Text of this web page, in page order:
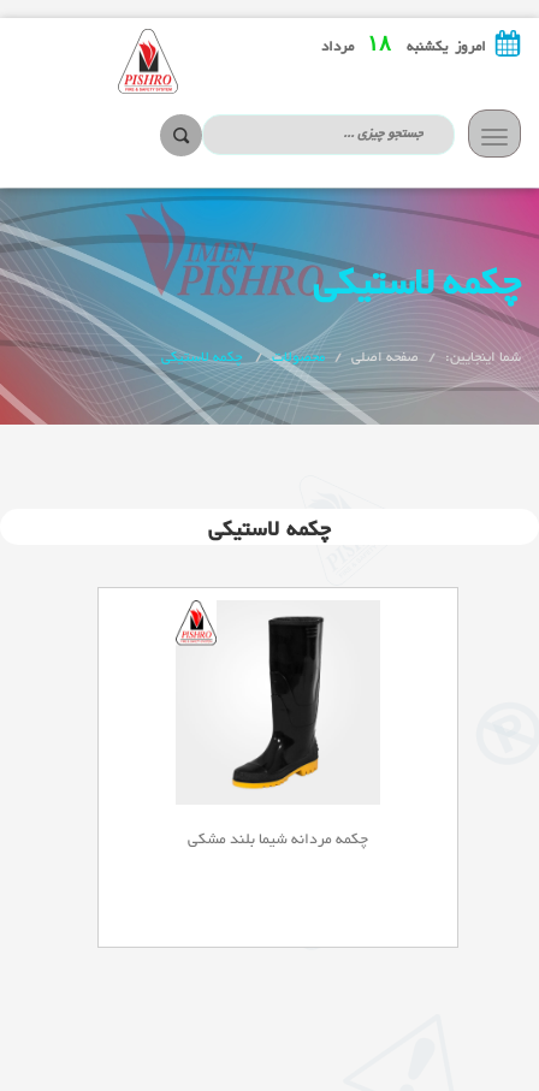
امروز یکشنبه۱۸ مرداد
تعویض
ناوبری
چکمه لاستیکی
شما اینجایین: صفحه اصلی محصولات چکمه لاستیکی
چکمه لاستیکی
چکمه مردانه شیما بلند مشکی